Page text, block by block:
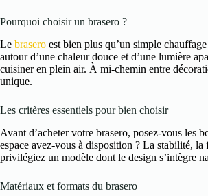
Pourquoi choisir un brasero ?
Le brasero est bien plus qu’un simple
autour d’une chaleur douce et d’une lumière
cuisiner en plein air. À mi-chemin entre
unique.
Les critères essentiels pour bien choisir
Avant d’acheter votre brasero, posez-vous les
espace avez-vous à disposition ? La stabilité,
privilégiez un modèle dont le design s’intègre
Matériaux et formats du brasero